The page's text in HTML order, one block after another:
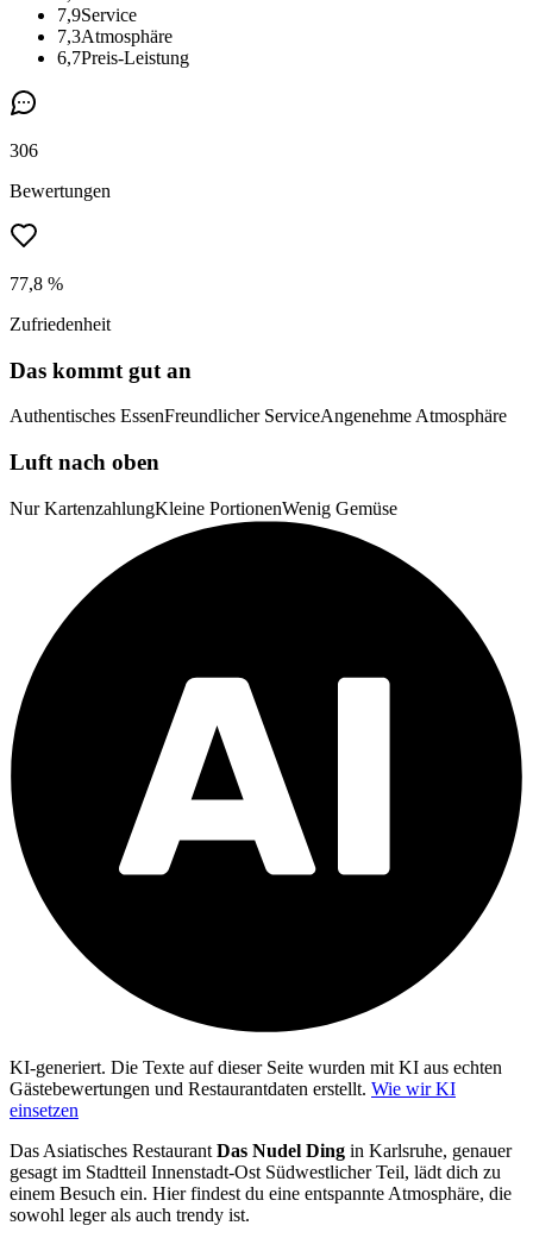
7,9Service
7,3Atmosphäre
6,7Preis-Leistung
306
Bewertungen
77,8 %
Zufriedenheit
Das kommt gut an
Authentisches EssenFreundlicher ServiceAngenehme Atmosphäre
Luft nach oben
Nur KartenzahlungKleine PortionenWenig Gemüse
KI-generiert. Die Texte auf dieser Seite wurden mit KI aus echten
Gästebewertungen und Restaurantdaten erstellt. Wie wir KI
einsetzen
Das Asiatisches Restaurant Das Nudel Ding in Karlsruhe, genauer
gesagt im Stadtteil Innenstadt-Ost Südwestlicher Teil, lädt dich zu
einem Besuch ein. Hier findest du eine entspannte Atmosphäre, die
sowohl leger als auch trendy ist.